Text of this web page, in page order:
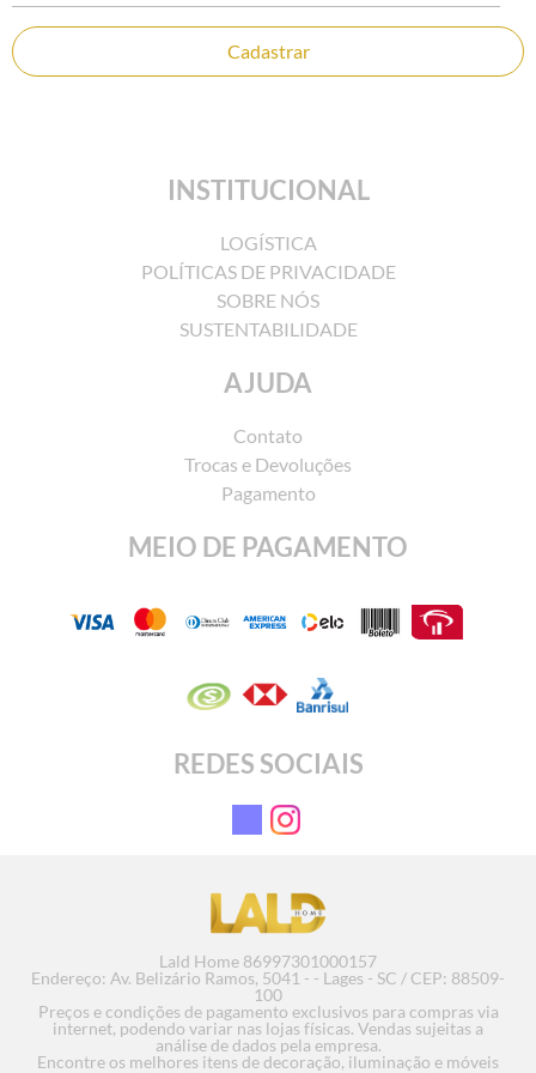
Cadastrar
INSTITUCIONAL
LOGÍSTICA
POLÍTICAS DE PRIVACIDADE
SOBRE NÓS
SUSTENTABILIDADE
AJUDA
Contato
Trocas e Devoluções
Pagamento
MEIO DE PAGAMENTO
REDES SOCIAIS
Lald Home 86997301000157
Endereço: Av. Belizário Ramos, 5041 - - Lages - SC / CEP: 88509-
100
Preços e condições de pagamento exclusivos para compras via
internet, podendo variar nas lojas físicas. Vendas sujeitas a
análise de dados pela empresa.
Encontre os melhores itens de decoração, iluminação e móveis